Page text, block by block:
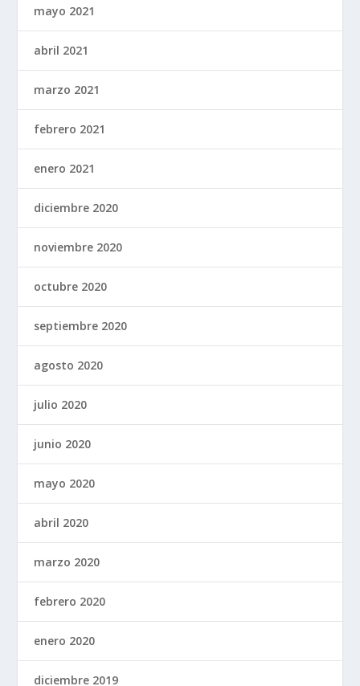
mayo 2021
abril 2021
marzo 2021
febrero 2021
enero 2021
diciembre 2020
noviembre 2020
octubre 2020
septiembre 2020
agosto 2020
julio 2020
junio 2020
mayo 2020
abril 2020
marzo 2020
febrero 2020
enero 2020
diciembre 2019